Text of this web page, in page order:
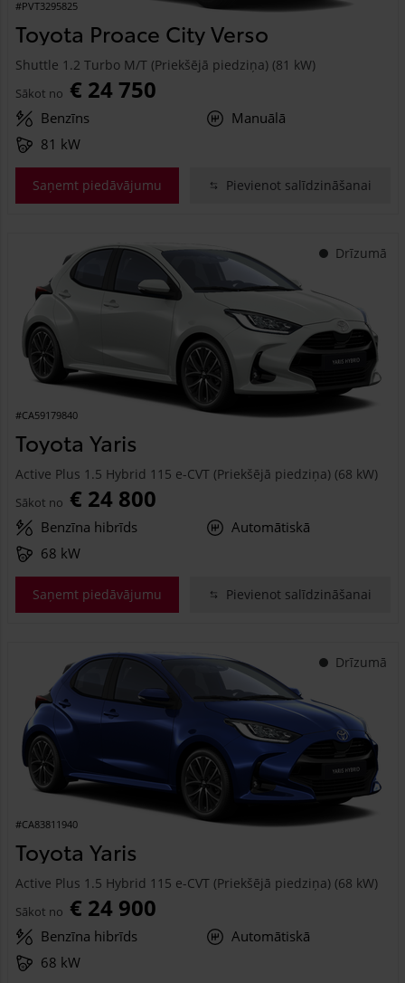
#PVT3295825
Toyota Proace City Verso
Shuttle 1.2 Turbo M/T (Priekšējā piedziņa) (81 kW)
Sākot no € 24 750
Benzīns
Manuālā
81 kW
Saņemt piedāvājumu Pievienot salīdzināšanai
Drīzumā
#CA59179840
Toyota Yaris
Active Plus 1.5 Hybrid 115 e-CVT (Priekšējā piedziņa) (68 kW)
Sākot no € 24 800
Benzīna hibrīds
Automātiskā
68 kW
Saņemt piedāvājumu Pievienot salīdzināšanai
Drīzumā
#CA83811940
Toyota Yaris
Active Plus 1.5 Hybrid 115 e-CVT (Priekšējā piedziņa) (68 kW)
Sākot no € 24 900
Benzīna hibrīds
Automātiskā
68 kW